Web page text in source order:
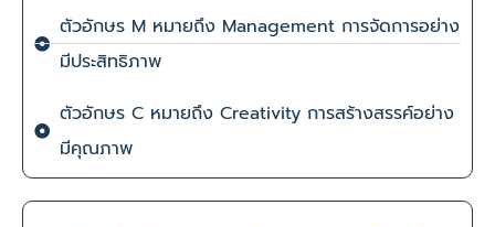
ตัวอักษร M หมายถึง Management การจัดการอย่าง
มีประสิทธิภาพ
ตัวอักษร C หมายถึง Creativity การสร้างสรรค์อย่าง
มีคุณภาพ